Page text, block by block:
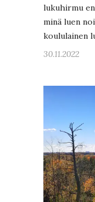
lukuhirmu en
minä luen
koululainen
30.11.2022